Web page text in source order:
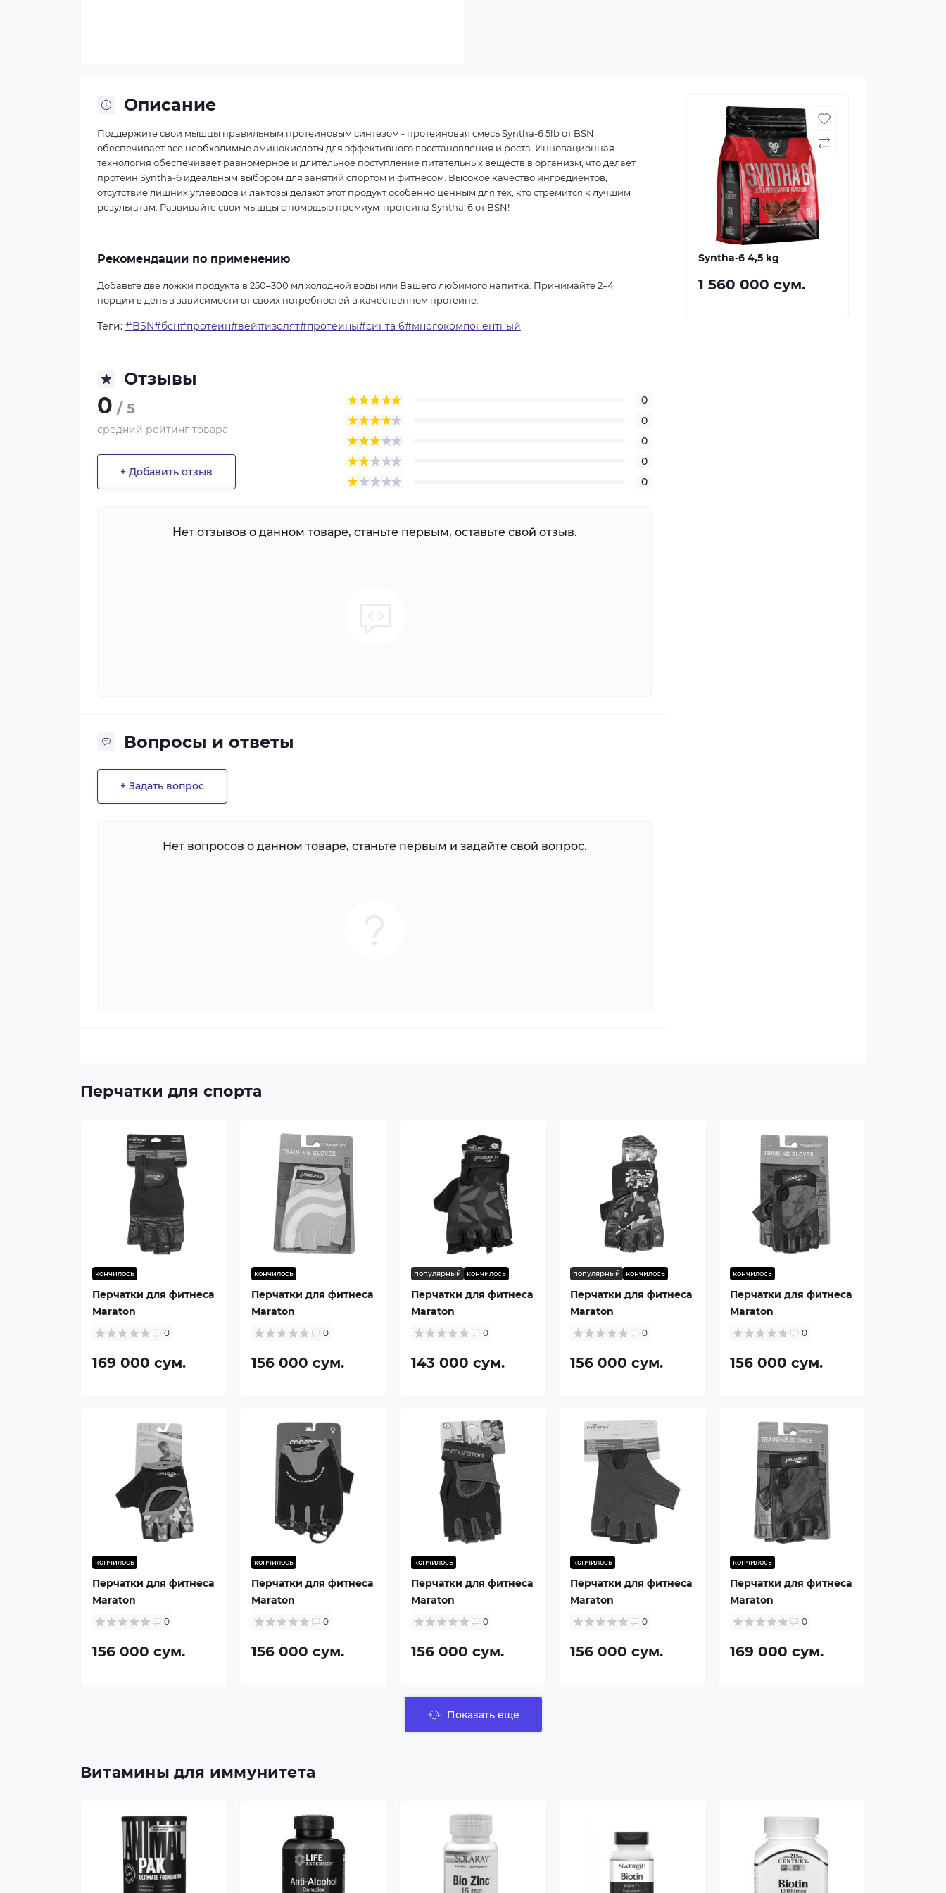
Описание
Поддержите свои мышцы правильным протеиновым синтезом - протеиновая смесь Syntha-6 5lb от BSN
обеспечивает все необходимые аминокислоты для эффективного восстановления и роста. Инновационная
технология обеспечивает равномерное и длительное поступление питательных веществ в организм, что делает
протеин Syntha-6 идеальным выбором для занятий спортом и фитнесом. Высокое качество ингредиентов,
отсутствие лишних углеводов и лактозы делают этот продукт особенно ценным для тех, кто стремится к лучшим
результатам. Развивайте свои мышцы с помощью премиум-протеина Syntha-6 от BSN!
Рекомендации по применению
Добавьте две ложки продукта в 250–300 мл холодной воды или Вашего любимого напитка. Принимайте 2–4
порции в день в зависимости от своих потребностей в качественном протеине.
Теги: #BSN#бсн#протеин#вей#изолят#протеины#синта 6#многокомпонентный
Отзывы
0 / 5
средний рейтинг товара
+ Добавить отзыв
0
0
0
0
0
Нет отзывов о данном товаре, станьте первым, оставьте свой отзыв.
Вопросы и ответы
+ Задать вопрос
Нет вопросов о данном товаре, станьте первым и задайте свой вопрос.
Syntha-6 4,5 kg
1 560 000 сум.
Перчатки для спорта
кончилось
Перчатки для фитнеса
Maraton
0
169 000 сум.
кончилось
Перчатки для фитнеса
Maraton
0
156 000 сум.
популярный кончилось
Перчатки для фитнеса
Maraton
0
143 000 сум.
популярный кончилось
Перчатки для фитнеса
Maraton
0
156 000 сум.
кончилось
Перчатки для фитнеса
Maraton
0
156 000 сум.
кончилось
Перчатки для фитнеса
Maraton
0
156 000 сум.
кончилось
Перчатки для фитнеса
Maraton
0
156 000 сум.
кончилось
Перчатки для фитнеса
Maraton
0
156 000 сум.
кончилось
Перчатки для фитнеса
Maraton
0
156 000 сум.
кончилось
Перчатки для фитнеса
Maraton
0
169 000 сум.
Показать еще
Витамины для иммунитета